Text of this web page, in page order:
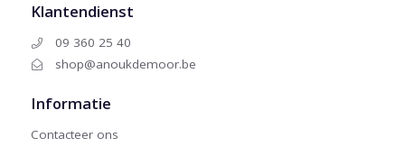
Klantendienst
09 360 25 40
shop@anoukdemoor.be
Informatie
Contacteer ons